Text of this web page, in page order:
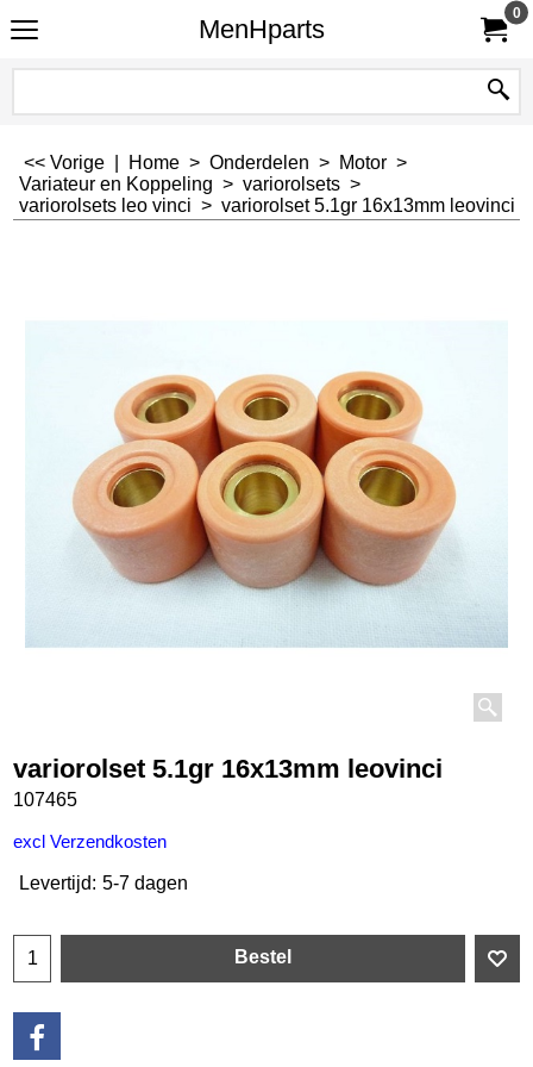
MenHparts
0
<< Vorige Home > Onderdelen > Motor >
Variateur en Koppeling > variorolsets >
variorolsets leo vinci > variorolset 5.1gr 16x13mm leovinci
variorolset 5.1gr 16x13mm leovinci
107465
€18.55 incl BTW
excl Verzendkosten